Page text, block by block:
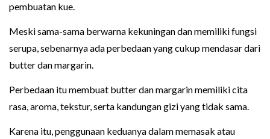
pembuatan kue.
Meski sama-sama berwarna kekuningan dan memiliki fungsi
serupa, sebenarnya ada perbedaan yang cukup mendasar dari
butter dan margarin.
Perbedaan itu membuat butter dan margarin memiliki cita
rasa, aroma, tekstur, serta kandungan gizi yang tidak sama.
Karena itu, penggunaan keduanya dalam memasak atau